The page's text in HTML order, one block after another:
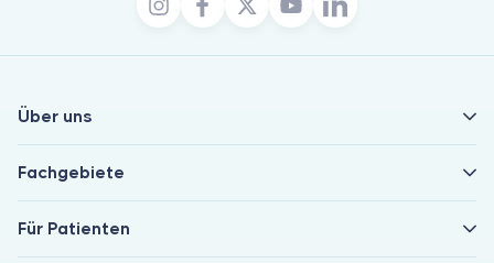
Über uns
Fachgebiete
Für Patienten